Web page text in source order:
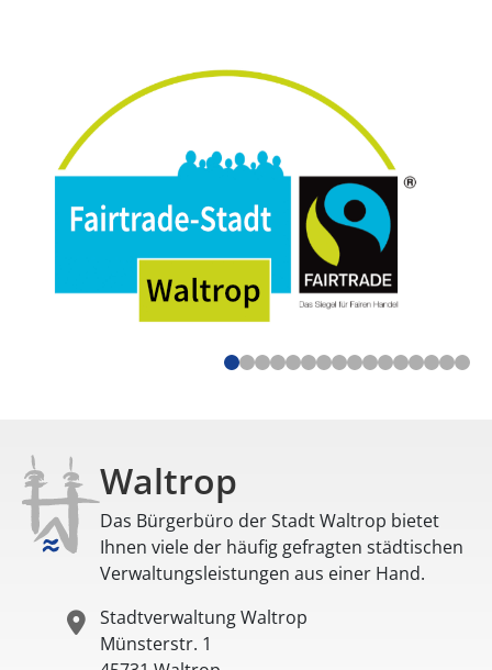
Waltrop
Das Bürgerbüro der Stadt Waltrop bietet
Ihnen viele der häufig gefragten städtischen
Verwaltungsleistungen aus einer Hand.
Stadtverwaltung Waltrop
Münsterstr. 1